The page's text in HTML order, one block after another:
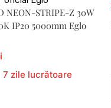
NEON-STRIPE-Z 30W
IP20 5000mm Eglo
7 zile lucrătoare